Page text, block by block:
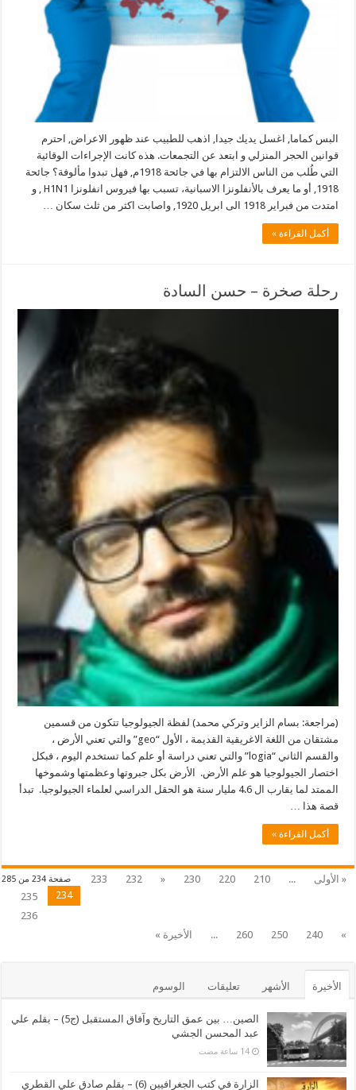
البس كماما, اغسل يديك جيدا, اذهب للطبيب عند ظهور الاعراض, احترم
قوانين الحجر المنزلي و ابتعد عن التجمعات. هذه كانت الإجراءات الوقائية
التي طُلب من الناس الالتزام بها في جائحة 1918م, فهل تبدوا مألوفة؟ جائحة
1918, أو ما يعرف بالأنفلونزا الاسبانية، تسبب بها فيروس انفلونزا H1N1 , و
امتدت من فبراير 1918 الى ابريل 1920, واصابت اكثر من ثلث سكان …
أكمل القراءة »
رحلة صخرة – حسن السادة
(مراجعة: بسام الزاير وتركي محمد) لفظة الجيولوجيا تتكون من قسمين
مشتقان من اللغة الاغريقية القديمة ، الأول “geo” والتي تعني الأرض ،
والقسم الثاني “logia” والتي تعني دراسة أو علم كما تستخدم اليوم ، فبكل
اختصار الجيولوجيا هو علم الأرض. الأرض بكل جبروتها وعظمتها وشموخها
الممتد لما يقارب ال 4.6 مليار سنة هو الحقل الدراسي لعلماء الجيولوجيا. تبدأ
قصة هذا …
أكمل القراءة »
صفحة 234 من 285 « الأولى ...
210
220
230
«
232
233
234
235
236
»
240
250
260
... الأخيرة »
الأخيرة الأشهر تعليقات الوسوم
الصين… بين عمق التاريخ وآفاق المستقبل (ج5) – بقلم علي
عبد المحسن الجشي
‏14 ساعة مضت
الزارة في كتب الجغرافيين (6) – بقلم صادق علي القطري